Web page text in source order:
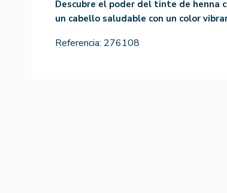
Descubre el poder del tinte de henna
un cabello saludable con un color
Referencia: 276108